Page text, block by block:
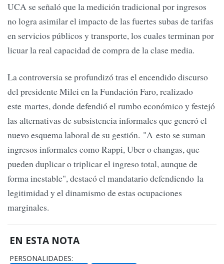
UCA se señaló que la medición tradicional por ingresos
no logra asimilar el impacto de las fuertes subas de tarifas
en servicios públicos y transporte, los cuales terminan por
licuar la real capacidad de compra de la clase media.
La controversia se profundizó tras el encendido discurso
del presidente Milei en la Fundación Faro, realizado
este martes, donde defendió el rumbo económico y festejó
las alternativas de subsistencia informales que generó el
nuevo esquema laboral de su gestión. "A esto se suman
ingresos informales como Rappi, Uber o changas, que
pueden duplicar o triplicar el ingreso total, aunque de
forma inestable", destacó el mandatario defendiendo la
legitimidad y el dinamismo de estas ocupaciones
marginales.
EN ESTA NOTA
PERSONALIDADES: